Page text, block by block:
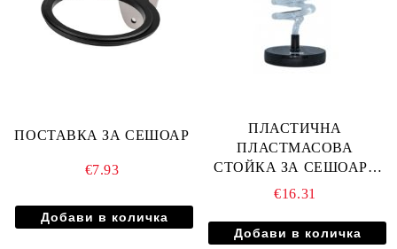
ПОСТАВКА ЗА СЕШОАР
€7.93
ПЛАСТИЧНА
ПЛАСТМАСОВА
СТОЙКА ЗА СЕШОАР -
СПИРАЛА AU012
€16.31